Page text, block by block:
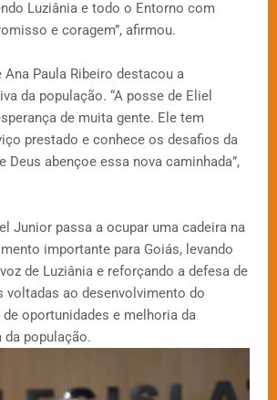
Luziânia e todo o Entorno com
e coragem”, afirmou.
Paula Ribeiro destacou a
da população. “A posse de Eliel
de muita gente. Ele tem
prestado e conhece os desafios da
Deus abençoe essa nova caminhada”,
Junior passa a ocupar uma cadeira na
importante para Goiás, levando
de Luziânia e reforçando a defesa de
voltadas ao desenvolvimento do
oportunidades e melhoria da
da população.